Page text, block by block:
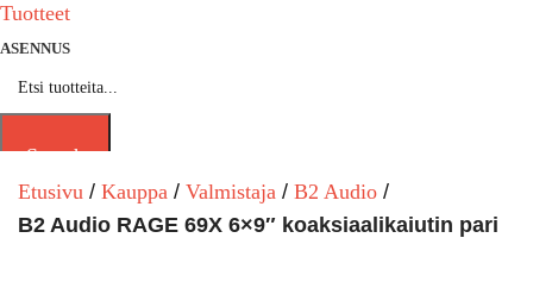
Tuotteet
ASENNUS
Search
Etusivu
Kauppa Valmistaja
B2 Audio
B2 Audio RAGE 69X 6×9″ koaksiaalikaiutin pari